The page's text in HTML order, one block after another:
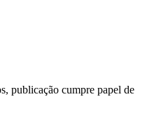
publicação cumpre papel de